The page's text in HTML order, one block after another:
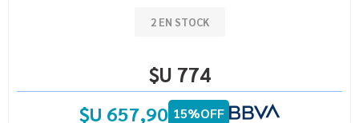
2 EN STOCK
$U 774
$U 657,90 15%OFF